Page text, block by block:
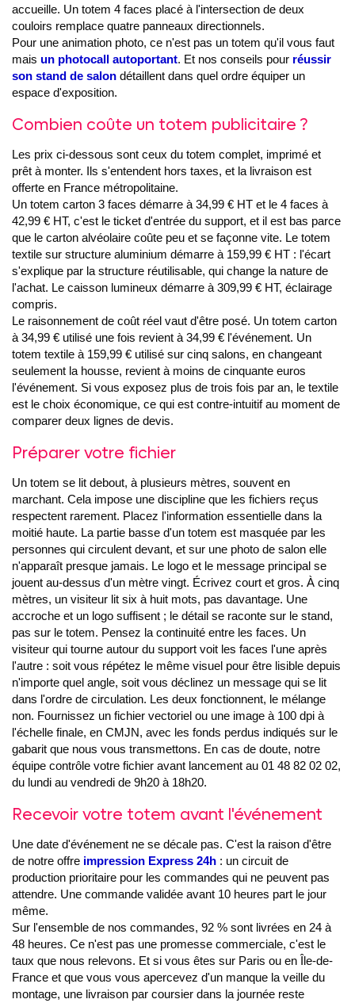
accueille. Un totem 4 faces placé à l'intersection de deux
couloirs remplace quatre panneaux directionnels.
Pour une animation photo, ce n'est pas un totem qu'il vous faut
mais un photocall autoportant. Et nos conseils pour réussir
son stand de salon détaillent dans quel ordre équiper un
espace d'exposition.
Combien coûte un totem publicitaire ?
Les prix ci-dessous sont ceux du totem complet, imprimé et
prêt à monter. Ils s'entendent hors taxes, et la livraison est
offerte en France métropolitaine.
Un totem carton 3 faces démarre à 34,99 € HT et le 4 faces à
42,99 € HT, c'est le ticket d'entrée du support, et il est bas parce
que le carton alvéolaire coûte peu et se façonne vite. Le totem
textile sur structure aluminium démarre à 159,99 € HT : l'écart
s'explique par la structure réutilisable, qui change la nature de
l'achat. Le caisson lumineux démarre à 309,99 € HT, éclairage
compris.
Le raisonnement de coût réel vaut d'être posé. Un totem carton
à 34,99 € utilisé une fois revient à 34,99 € l'événement. Un
totem textile à 159,99 € utilisé sur cinq salons, en changeant
seulement la housse, revient à moins de cinquante euros
l'événement. Si vous exposez plus de trois fois par an, le textile
est le choix économique, ce qui est contre-intuitif au moment de
comparer deux lignes de devis.
Préparer votre fichier
Un totem se lit debout, à plusieurs mètres, souvent en
marchant. Cela impose une discipline que les fichiers reçus
respectent rarement. Placez l'information essentielle dans la
moitié haute. La partie basse d'un totem est masquée par les
personnes qui circulent devant, et sur une photo de salon elle
n'apparaît presque jamais. Le logo et le message principal se
jouent au-dessus d'un mètre vingt. Écrivez court et gros. À cinq
mètres, un visiteur lit six à huit mots, pas davantage. Une
accroche et un logo suffisent ; le détail se raconte sur le stand,
pas sur le totem. Pensez la continuité entre les faces. Un
visiteur qui tourne autour du support voit les faces l'une après
l'autre : soit vous répétez le même visuel pour être lisible depuis
n'importe quel angle, soit vous déclinez un message qui se lit
dans l'ordre de circulation. Les deux fonctionnent, le mélange
non. Fournissez un fichier vectoriel ou une image à 100 dpi à
l'échelle finale, en CMJN, avec les fonds perdus indiqués sur le
gabarit que nous vous transmettons. En cas de doute, notre
équipe contrôle votre fichier avant lancement au 01 48 82 02 02,
du lundi au vendredi de 9h20 à 18h20.
Recevoir votre totem avant l'événement
Une date d'événement ne se décale pas. C'est la raison d'être
de notre offre impression Express 24h : un circuit de
production prioritaire pour les commandes qui ne peuvent pas
attendre. Une commande validée avant 10 heures part le jour
même.
Sur l'ensemble de nos commandes, 92 % sont livrées en 24 à
48 heures. Ce n'est pas une promesse commerciale, c'est le
taux que nous relevons. Et si vous êtes sur Paris ou en Île-de-
France et que vous vous apercevez d'un manque la veille du
montage, une livraison par coursier dans la journée reste